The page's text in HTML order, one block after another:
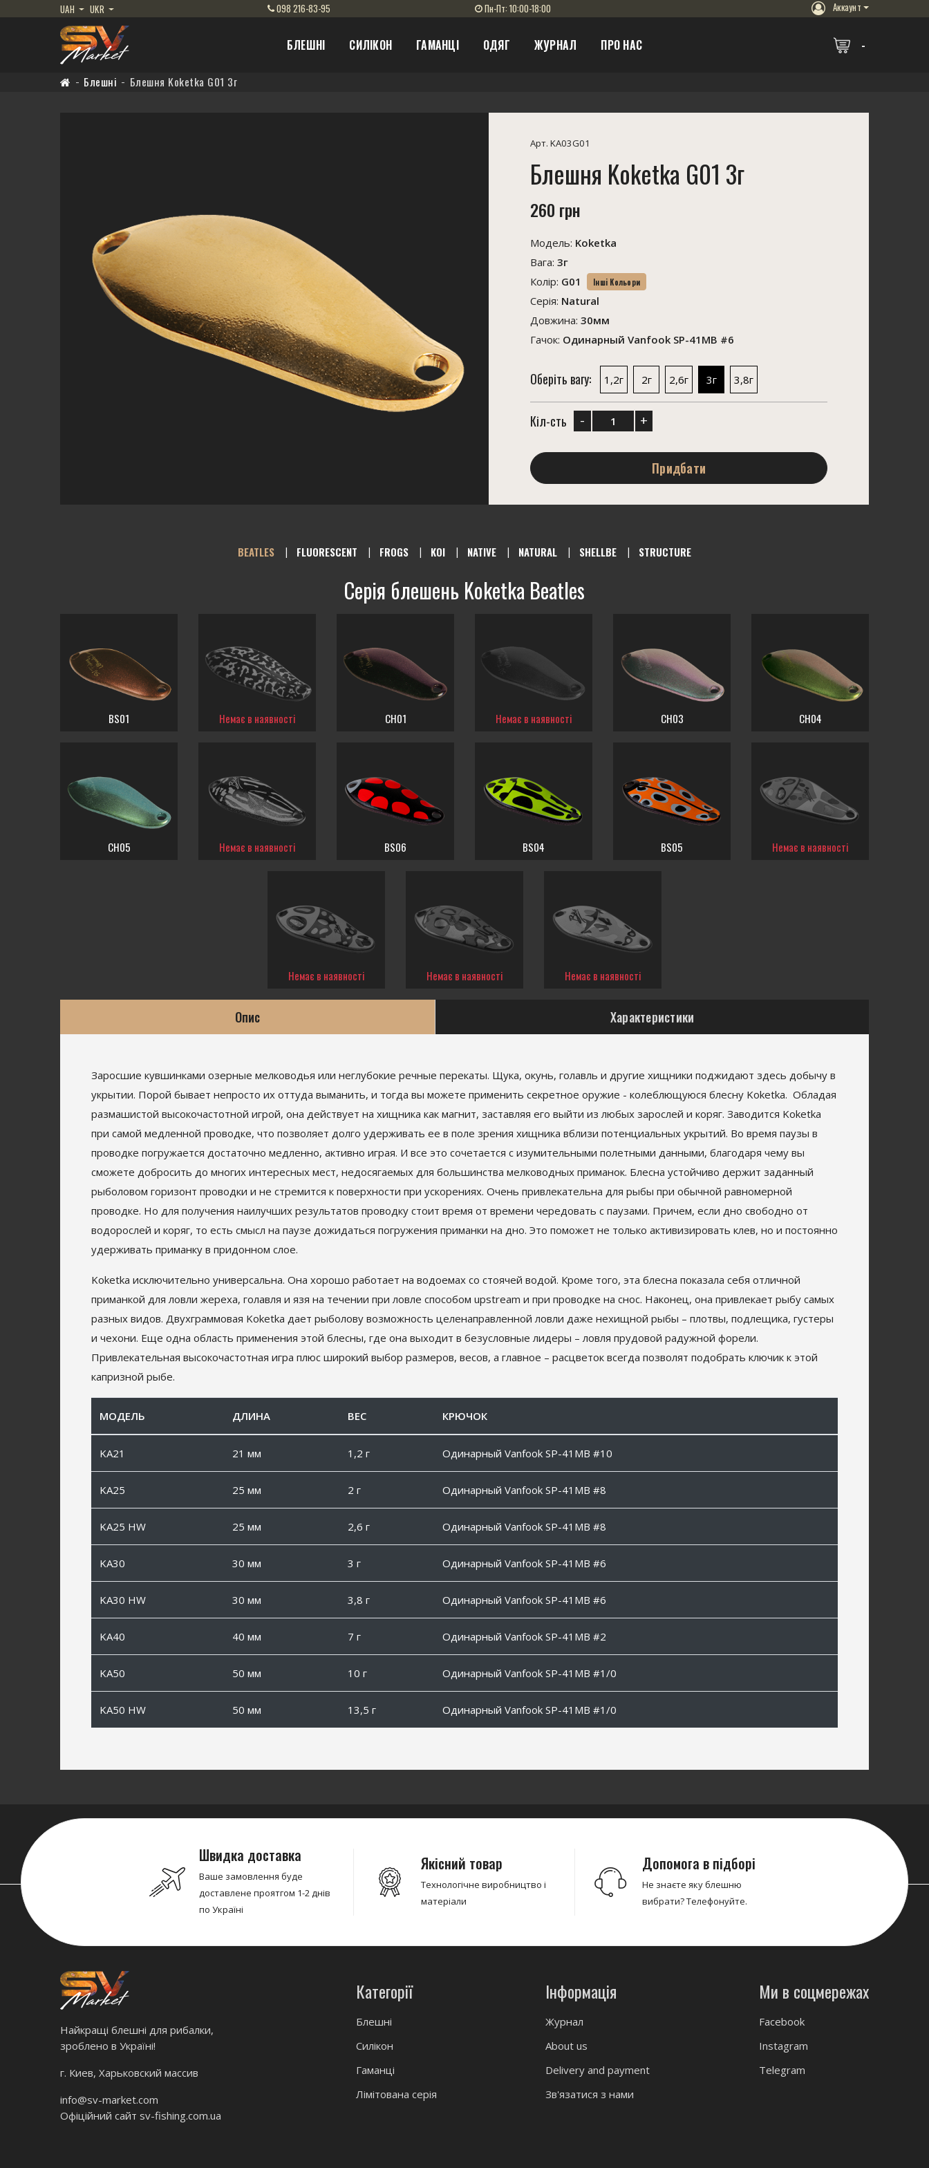
UAH UKR 098 216-83-95 Пн-Пт: 10:00-18:00 Аккаунт
БЛЕШНІ СИЛІКОН ГАМАНЦІ ОДЯГ ЖУРНАЛ ПРО НАС
Блешні Блешня Koketka G01 3г
Арт. KA03G01
Блешня Koketka G01 3г
260 грн
Модель: Koketka
Вага: 3г
Колір: G01 Інші Кольори
Серія: Natural
Довжина: 30мм
Гачок: Одинарный Vanfook SP-41MB #6
Оберіть вагу: 1,2г 2г 2,6г 3г 3,8г
Кіл-сть - +
Придбати
BEATLES FLUORESCENT FROGS KOI NATIVE NATURAL SHELLBE STRUCTURE
Серія блешень Koketka Beatles
BS01 Немає в наявності CH01 Немає в наявності CH03 CH04
CH05 Немає в наявності BS06 BS04 BS05 Немає в наявності
Немає в наявності Немає в наявності Немає в наявності
Опис Характеристики
Заросшие кувшинками озерные мелководья или неглубокие речные перекаты. Щука, окунь, голавль и другие хищники поджидают здесь добычу в
укрытии. Порой бывает непросто их оттуда выманить, и тогда вы можете применить секретное оружие - колеблющуюся блесну Koketka. Обладая
размашистой высокочастотной игрой, она действует на хищника как магнит, заставляя его выйти из любых зарослей и коряг. Заводится Koketka
при самой медленной проводке, что позволяет долго удерживать ее в поле зрения хищника вблизи потенциальных укрытий. Во время паузы в
проводке погружается достаточно медленно, активно играя. И все это сочетается с изумительными полетными данными, благодаря чему вы
сможете добросить до многих интересных мест, недосягаемых для большинства мелководных приманок. Блесна устойчиво держит заданный
рыболовом горизонт проводки и не стремится к поверхности при ускорениях. Очень привлекательна для рыбы при обычной равномерной
проводке. Но для получения наилучших результатов проводку стоит время от времени чередовать с паузами. Причем, если дно свободно от
водорослей и коряг, то есть смысл на паузе дожидаться погружения приманки на дно. Это поможет не только активизировать клев, но и постоянно
удерживать приманку в придонном слое.
Koketka исключительно универсальна. Она хорошо работает на водоемах со стоячей водой. Кроме того, эта блесна показала себя отличной
приманкой для ловли жереха, голавля и язя на течении при ловле способом upstream и при проводке на снос. Наконец, она привлекает рыбу самых
разных видов. Двухграммовая Koketka дает рыболову возможность целенаправленной ловли даже нехищной рыбы – плотвы, подлещика, густеры
и чехони. Еще одна область применения этой блесны, где она выходит в безусловные лидеры – ловля прудовой радужной форели.
Привлекательная высокочастотная игра плюс широкий выбор размеров, весов, а главное – расцветок всегда позволят подобрать ключик к этой
капризной рыбе.
МОДЕЛЬ ДЛИНА ВЕС КРЮЧОК
KA21 21 мм 1,2 г Одинарный Vanfook SP-41MB #10
KA25 25 мм 2 г Одинарный Vanfook SP-41MB #8
KA25 HW 25 мм 2,6 г Одинарный Vanfook SP-41MB #8
KA30 30 мм 3 г Одинарный Vanfook SP-41MB #6
KA30 HW 30 мм 3,8 г Одинарный Vanfook SP-41MB #6
KA40 40 мм 7 г Одинарный Vanfook SP-41MB #2
KA50 50 мм 10 г Одинарный Vanfook SP-41MB #1/0
KA50 HW 50 мм 13,5 г Одинарный Vanfook SP-41MB #1/0
Швидка доставка
Ваше замовлення буде
доставлене проятгом 1-2 днів
по Україні
Якісний товар
Технологічне виробництво і
матеріали
Допомога в підборі
Не знаєте яку блешню
вибрати? Телефонуйте.
Найкращі блешні для рибалки,
зроблено в Україні!
г. Киев, Харьковский массив
info@sv-market.com
Офіційний сайт sv-fishing.com.ua
Категорії
Блешні
Силікон
Гаманці
Лімітована серія
Інформація
Журнал
About us
Delivery and payment
Зв'язатися з нами
Ми в соцмережах
Facebook
Instagram
Telegram